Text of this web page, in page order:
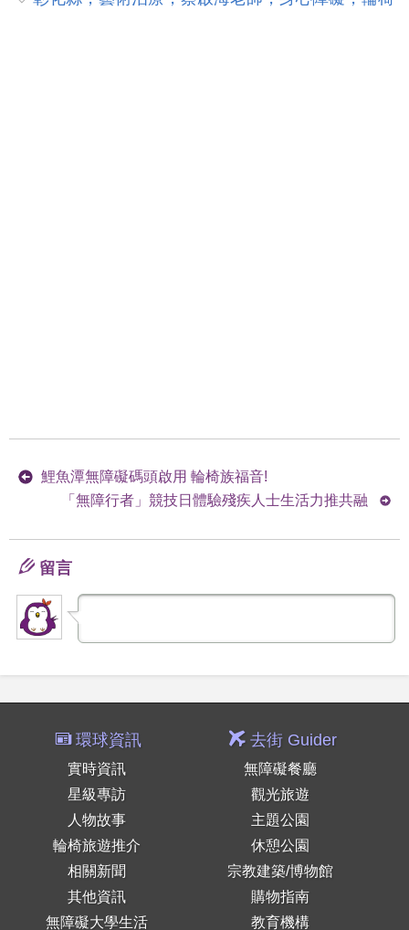
鯉魚潭無障礙碼頭啟用 輪椅族福音!
「無障行者」競技日體驗殘疾人士生活力推共融
留言
環球資訊
實時資訊
星級專訪
人物故事
輪椅旅遊推介
相關新聞
其他資訊
無障礙大學生活
去街 Guider
無障礙餐廳
觀光旅遊
主題公園
休憩公園
宗教建築/博物館
購物指南
教育機構